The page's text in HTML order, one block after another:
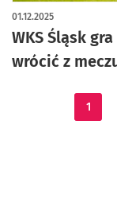
WKS Śląsk
wrócić z
01.12.2025
1